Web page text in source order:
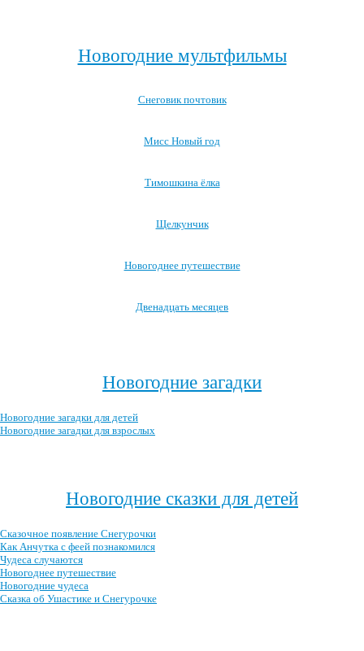
Новогодние мультфильмы
Снеговик почтовик
Мисс Новый год
Тимошкина ёлка
Щелкунчик
Новогоднее путешествие
Двенадцать месяцев
Новогодние загадки
Новогодние загадки для детей
Новогодние загадки для взрослых
Новогодние сказки для детей
Сказочное появление Снегурочки
Как Анчутка с феей познакомился
Чудеса случаются
Новогоднее путешествие
Новогодние чудеса
Сказка об Ушастике и Снегурочке